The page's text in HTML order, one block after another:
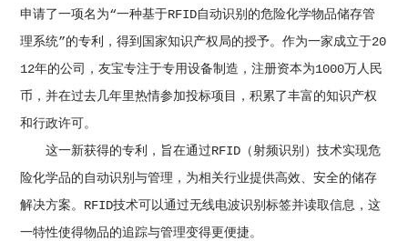
申请了一项名为“一种基于RFID自动识别的危险化学物品储存管
理系统”的专利，得到国家知识产权局的授予。作为一家成立于20
12年的公司，友宝专注于专用设备制造，注册资本为1000万人民
币，并在过去几年里热情参加投标项目，积累了丰富的知识产权
和行政许可。
这一新获得的专利，旨在通过RFID（射频识别）技术实现危
险化学品的自动识别与管理，为相关行业提供高效、安全的储存
解决方案。RFID技术可以通过无线电波识别标签并读取信息，这
一特性使得物品的追踪与管理变得更便捷。